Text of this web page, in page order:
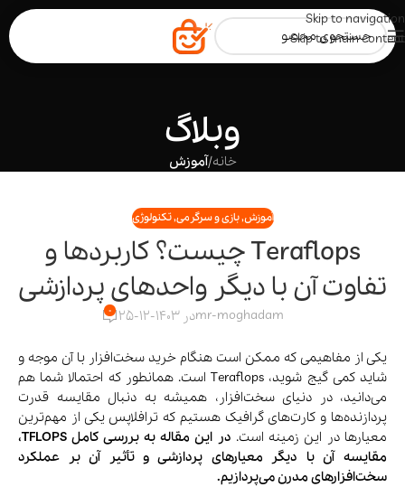
Skip to navigation
Skip to main content
وبلاگ
خانه/آموزش
آموزش,بازی و سرگرمی,تکنولوژی
Teraflops چیست؟ کاربردها و
تفاوت آن با دیگر واحدهای پردازشی
mr-moghadamدر 1403-12-25 0
یکی از مفاهیمی که ممکن است هنگام خرید سخت‌افزار با آن موجه و
شاید کمی گیج شوید، Teraflops است. همانطور که احتمالا شما هم
می‌دانید، در دنیای سخت‌افزار، همیشه به دنبال مقایسه قدرت
پردازنده‌ها و کارت‌های گرافیک هستیم که ترافلاپس یکی از مهم‌ترین
معیارها در این زمینه است.
در این مقاله به بررسی کامل TFLOPS،
مقایسه آن با دیگر معیارهای پردازشی و تأثیر آن بر عملکرد
سخت‌افزارهای مدرن می‌پردازیم.